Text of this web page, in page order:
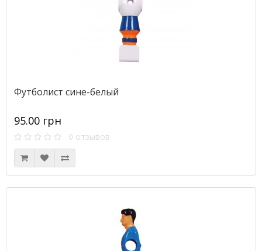
Футболист сине-белый
95.00 грн
0 отзывов